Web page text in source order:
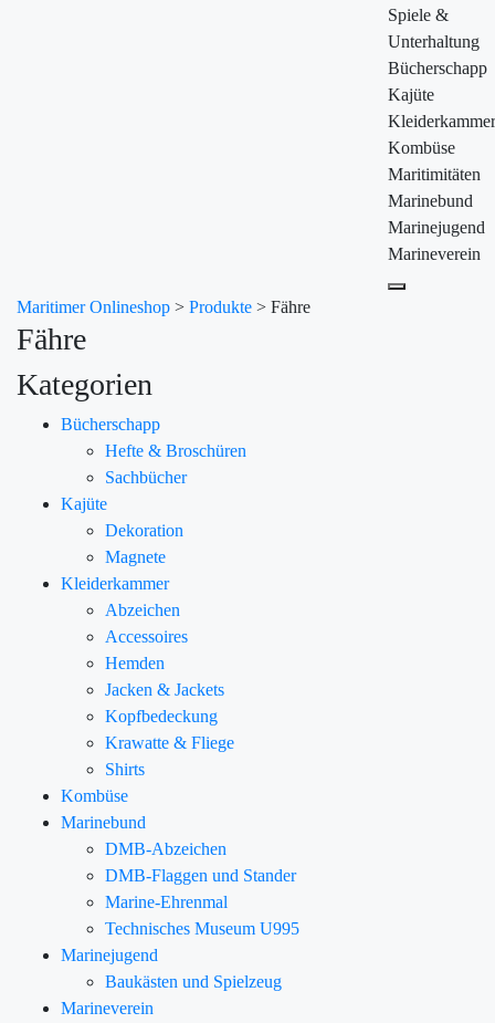
Spiele &
Unterhaltung
Bücherschapp
Kajüte
Kleiderkammer
Kombüse
Maritimitäten
Marinebund
Marinejugend
Marineverein
Maritimer Onlineshop > Produkte > Fähre
Fähre
Kategorien
Bücherschapp
Hefte & Broschüren
Sachbücher
Kajüte
Dekoration
Magnete
Kleiderkammer
Abzeichen
Accessoires
Hemden
Jacken & Jackets
Kopfbedeckung
Krawatte & Fliege
Shirts
Kombüse
Marinebund
DMB-Abzeichen
DMB-Flaggen und Stander
Marine-Ehrenmal
Technisches Museum U995
Marinejugend
Baukästen und Spielzeug
Marineverein